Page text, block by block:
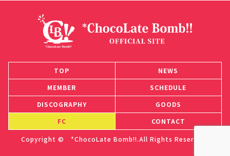
TOP
NEWS
MEMBER
SCHEDULE
DISCOGRAPHY
GOODS
FC
CONTACT
Copyright © *ChocoLate Bomb!!.All Rights Reserved.